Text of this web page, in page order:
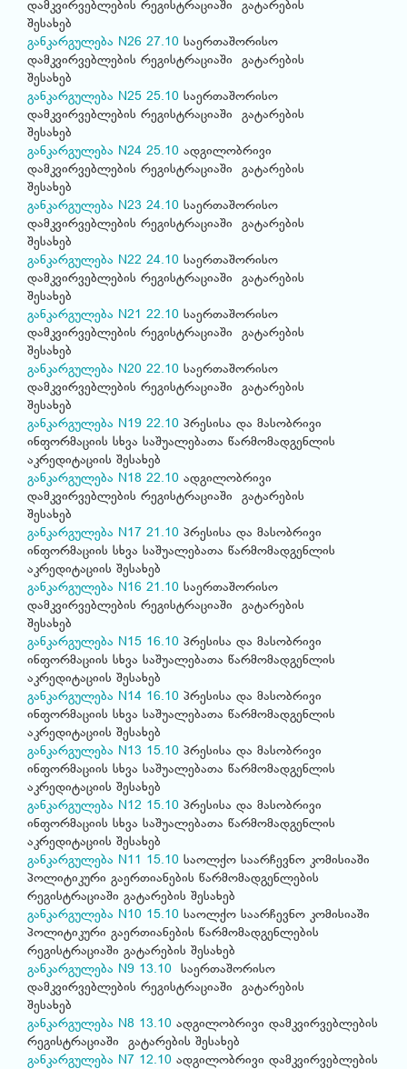
დამკვირვებლების რეგისტრაციაში გატარების
შესახებ
განკარგულება N26 27.10 საერთაშორისო
დამკვირვებლების რეგისტრაციაში გატარების
შესახებ
განკარგულება N25 25.10 საერთაშორისო
დამკვირვებლების რეგისტრაციაში გატარების
შესახებ
განკარგულება N24 25.10 ადგილობრივი
დამკვირვებლების რეგისტრაციაში გატარების
შესახებ
განკარგულება N23 24.10 საერთაშორისო
დამკვირვებლების რეგისტრაციაში გატარების
შესახებ
განკარგულება N22 24.10 საერთაშორისო
დამკვირვებლების რეგისტრაციაში გატარების
შესახებ
განკარგულება N21 22.10 საერთაშორისო
დამკვირვებლების რეგისტრაციაში გატარების
შესახებ
განკარგულება N20 22.10 საერთაშორისო
დამკვირვებლების რეგისტრაციაში გატარების
შესახებ
განკარგულება N19 22.10 პრესისა და მასობრივი
ინფორმაციის სხვა საშუალებათა წარმომადგენლის
აკრედიტაციის შესახებ
განკარგულება N18 22.10 ადგილობრივი
დამკვირვებლების რეგისტრაციაში გატარების
შესახებ
განკარგულება N17 21.10 პრესისა და მასობრივი
ინფორმაციის სხვა საშუალებათა წარმომადგენლის
აკრედიტაციის შესახებ
განკარგულება N16 21.10 საერთაშორისო
დამკვირვებლების რეგისტრაციაში გატარების
შესახებ
განკარგულება N15 16.10 პრესისა და მასობრივი
ინფორმაციის სხვა საშუალებათა წარმომადგენლის
აკრედიტაციის შესახებ
განკარგულება N14 16.10 პრესისა და მასობრივი
ინფორმაციის სხვა საშუალებათა წარმომადგენლის
აკრედიტაციის შესახებ
განკარგულება N13 15.10 პრესისა და მასობრივი
ინფორმაციის სხვა საშუალებათა წარმომადგენლის
აკრედიტაციის შესახებ
განკარგულება N12 15.10 პრესისა და მასობრივი
ინფორმაციის სხვა საშუალებათა წარმომადგენლის
აკრედიტაციის შესახებ
განკარგულება N11 15.10 საოლქო საარჩევნო კომისიაში
პოლიტიკური გაერთიანების წარმომადგენლების
რეგისტრაციაში გატარების შესახებ
განკარგულება N10 15.10 საოლქო საარჩევნო კომისიაში
პოლიტიკური გაერთიანების წარმომადგენლების
რეგისტრაციაში გატარების შესახებ
განკარგულება N9 13.10 საერთაშორისო
დამკვირვებლების რეგისტრაციაში გატარების
შესახებ
განკარგულება N8 13.10 ადგილობრივი დამკვირვებლების
რეგისტრაციაში გატარების შესახებ
განკარგულება N7 12.10 ადგილობრივი დამკვირვებლების